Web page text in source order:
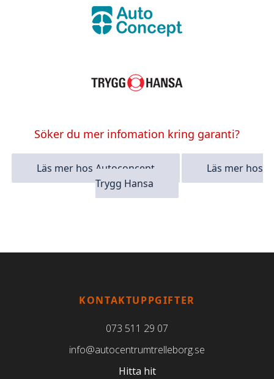
Söker du mer infomation kring garanti?
Läs mer hos Autoconcept
Läs mer hos
Trygg Hansa
KONTAKTUPPGIFTER
073 511 29 07
info@autocentrumtrelleborg.se
Hitta hit